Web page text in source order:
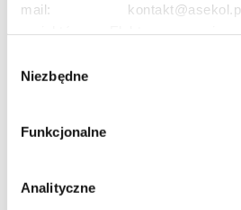
mail:
Asekolove. Administrator
osobowe Użytkowników: imię,
numer telefonu, miasto,
lokalizacja, obszar
reklamowy Użytkownika,
urządzenia, data i godzina
Niezbędne
Funkcjonalne
Analityczne
Edukacja
Projekt edukacyjny F(RE)Ecykling –
Profesjonalna i Bezpieczna Utylizacja